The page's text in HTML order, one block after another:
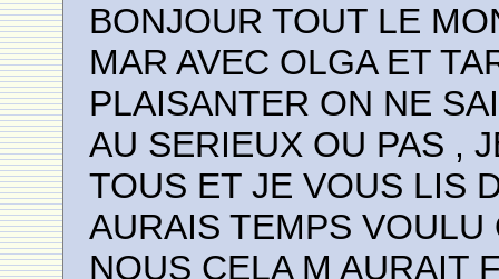
BONJOUR TOUT LE
MAR AVEC OLGA ET
PLAISANTER ON NE
AU SERIEUX OU PAS ,
TOUS ET JE VOUS LIS
AURAIS TEMPS
NOUS CELA M AURAIT